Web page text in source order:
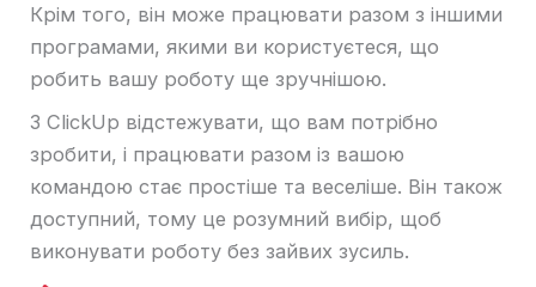
Крім того, він може працювати разом з іншими
програмами, якими ви користуєтеся, що
робить вашу роботу ще зручнішою.
З ClickUp відстежувати, що вам потрібно
зробити, і працювати разом із вашою
командою стає простіше та веселіше. Він також
доступний, тому це розумний вибір, щоб
виконувати роботу без зайвих зусиль.